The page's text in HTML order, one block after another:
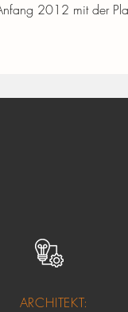
2012 mit der
ARCHITEKT: